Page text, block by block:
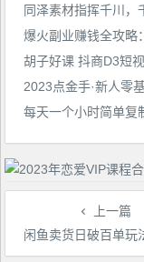
上一篇
闲鱼卖货日破百单玩法，单账号卖货336万，超简单的0门槛变现项目，简单